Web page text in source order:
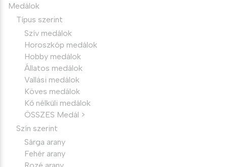
Medálok
Típus szerint
Szív medálok
Horoszkóp medálok
Hobby medálok
Állatos medálok
Vallási medálok
Köves medálok
Kő nélküli medálok
ÖSSZES Medál >
Szín szerint
Sárga arany
Fehér arany
Rozé arany